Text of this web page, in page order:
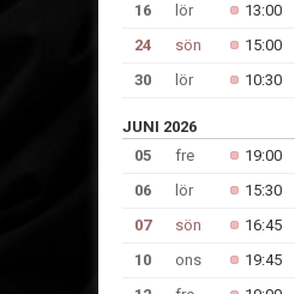
16
lör 13:00
24
sön 15:00
30
lör 10:30
JUNI 2026
05
fre 19:00
06
lör 15:30
07
sön 16:45
10
ons 19:45